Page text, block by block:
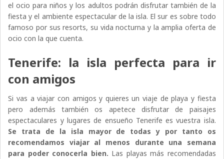
el ocio para niños y los adultos podrán disfrutar también de la
fiesta y el ambiente espectacular de la isla. El sur es sobre todo
famoso por sus resorts, su vida nocturna y la amplia oferta de
ocio con la que cuenta.
Tenerife: la isla perfecta para ir
con amigos
Si vas a viajar con amigos y quieres un viaje de playa y fiesta
pero además también os apetece disfrutar de paisajes
espectaculares y lugares de ensueño Tenerife es vuestra isla.
Se trata de la isla mayor de todas y por tanto os
recomendamos viajar al menos durante una semana
para poder conocerla bien. Las playas más recomendadas